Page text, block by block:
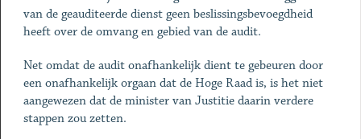
van de geauditeerde dienst geen beslissingsbevoegdheid
heeft over de omvang en gebied van de audit.
Net omdat de audit onafhankelijk dient te gebeuren door
een onafhankelijk orgaan dat de Hoge Raad is, is het niet
aangewezen dat de minister van Justitie daarin verdere
stappen zou zetten.